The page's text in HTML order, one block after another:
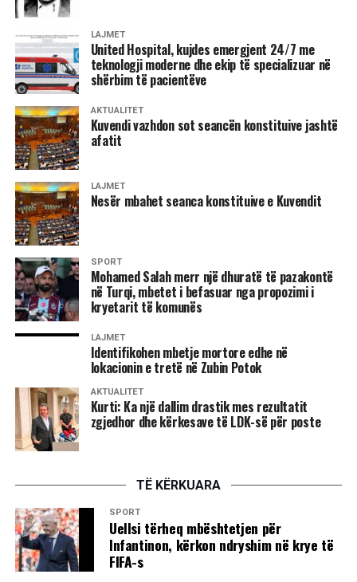
LAJMET
United Hospital, kujdes emergjent 24/7 me
teknologji moderne dhe ekip të specializuar në
shërbim të pacientëve
AKTUALITET
Kuvendi vazhdon sot seancën konstituive jashtë
afatit
LAJMET
Nesër mbahet seanca konstituive e Kuvendit
SPORT
Mohamed Salah merr një dhuratë të pazakontë
në Turqi, mbetet i befasuar nga propozimi i
kryetarit të komunës
LAJMET
Identifikohen mbetje mortore edhe në
lokacionin e tretë në Zubin Potok
AKTUALITET
Kurti: Ka një dallim drastik mes rezultatit
zgjedhor dhe kërkesave të LDK-së për poste
TË KËRKUARA
SPORT
Uellsi tërheq mbështetjen për
Infantinon, kërkon ndryshim në krye të
FIFA-s